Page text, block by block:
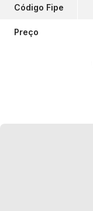
Código Fipe
Preço